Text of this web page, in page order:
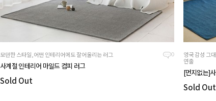
0
모던한 스타일,어떤 인테리어에도 잘어울리는 러그
사계절 인테리어 마일드 컴피 러그
Sold Out
영국 감성 그
연출
[먼지없는]
Sold Out